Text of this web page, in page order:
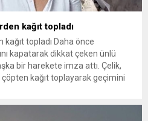
kağıt topladı
kağıt topladı Daha önce
kapatarak dikkat çeken ünlü
bir harekete imza attı. Çelik,
çöpten kağıt toplayarak geçimini